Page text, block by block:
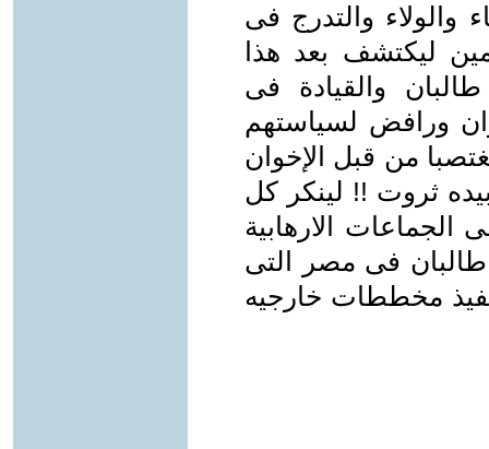
الانتماء والولاء والتدرج فى
ليكتشف بعد هذا
والقيادة فى
ورافض لسياستهم
من قبل الإخوان
ثروت !! لينكر كل
الجماعات الارهابية
طالبان فى مصر التى
مخططات خارجيه